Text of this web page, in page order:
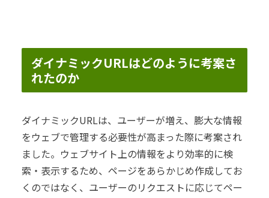
ダイナミックURLはどのように考案さ
れたのか
ダイナミックURLは、ユーザーが増え、膨大な情報
をウェブで管理する必要性が高まった際に考案され
ました。ウェブサイト上の情報をより効率的に検
索・表示するため、ページをあらかじめ作成してお
くのではなく、ユーザーのリクエストに応じてペー